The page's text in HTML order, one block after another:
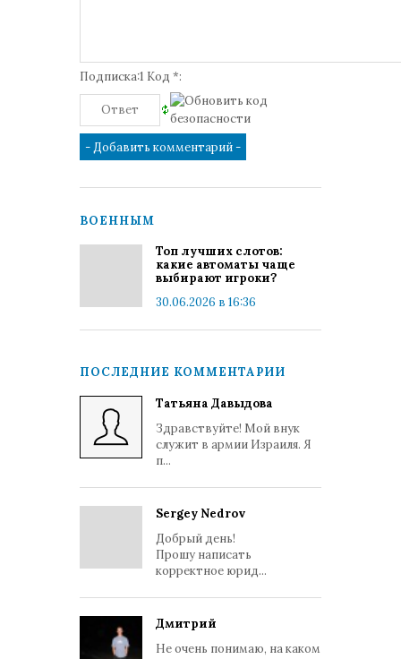
Подписка:1 Код *:
ВОЕННЫМ
Топ лучших слотов:
какие автоматы чаще
выбирают игроки?
30.06.2026 в 16:36
ПОСЛЕДНИЕ КОММЕНТАРИИ
Татьяна Давыдова
Здравствуйте! Мой внук
служит в армии Израиля. Я
п...
Sergey Nedrov
Добрый день!
Прошу написать
корректное юрид...
Дмитрий
Не очень понимаю, на каком